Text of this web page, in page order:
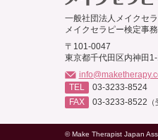
一般社団法人メイクセ
メイクセラピー検定事
〒101-0047
東京都千代田区内神田
TEL
03-3233-8524
FAX
03-3233-8522
© Make Therapist Japan